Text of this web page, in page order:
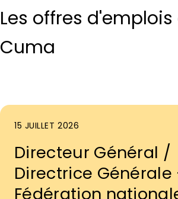
Les offres d'emplois
Cuma
15 JUILLET 2026
Directeur Général /
Directrice Générale
Fédération